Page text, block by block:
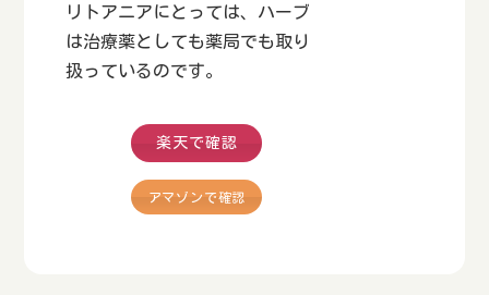
リトアニアにとっては、ハーブ
は治療薬としても薬局でも取り
扱っているのです。
楽天で確認
アマゾンで確認